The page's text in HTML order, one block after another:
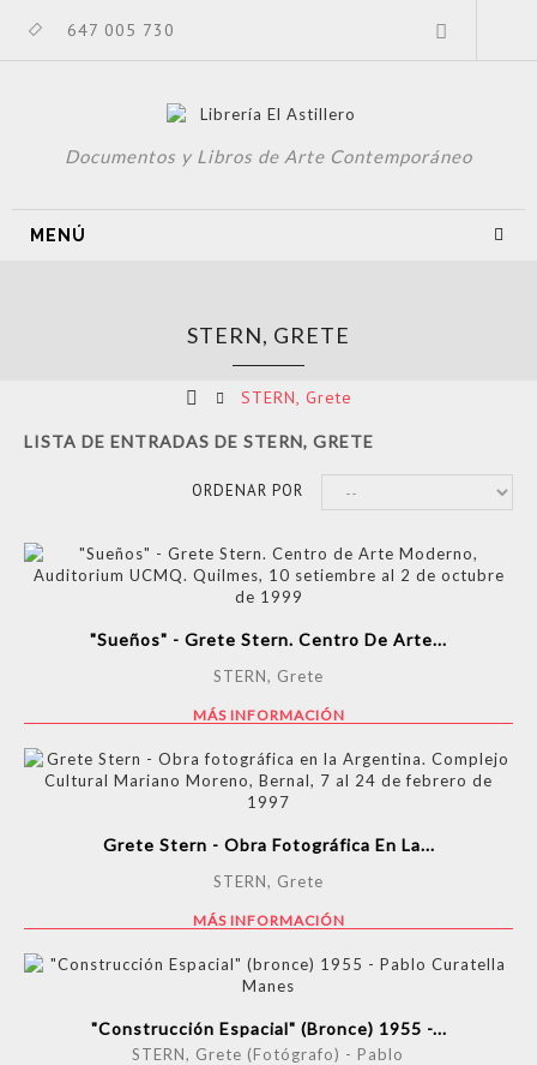
647 005 730
Documentos y Libros de Arte Contemporáneo
MENÚ
STERN, GRETE
STERN, Grete
LISTA DE ENTRADAS DE STERN, GRETE
ORDENAR POR
"Sueños" - Grete Stern. Centro De Arte...
STERN, Grete
MÁS INFORMACIÓN
Grete Stern - Obra Fotográfica En La...
STERN, Grete
MÁS INFORMACIÓN
"Construcción Espacial" (bronce) 1955 -...
STERN, Grete (Fotógrafo) - Pablo